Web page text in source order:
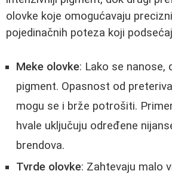
olovke koje omogućavaju
pojedinačnih poteza koji
Meke olovke: Lako se nanose,
pigment. Opasnost od
mogu se i brže potrošiti.
hvale uključuju određene
brendova.
Tvrde olovke: Zahtevaju malo